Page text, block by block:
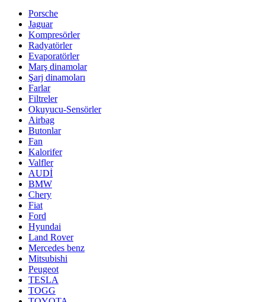
Porsche
Jaguar
Kompresörler
Radyatörler
Evaporatörler
Marş dinamolar
Şarj dinamoları
Farlar
Filtreler
Okuyucu-Sensörler
Airbag
Butonlar
Fan
Kalorifer
Valfler
AUDİ
BMW
Chery
Fiat
Ford
Hyundai
Land Rover
Mercedes benz
Mitsubishi
Peugeot
TESLA
TOGG